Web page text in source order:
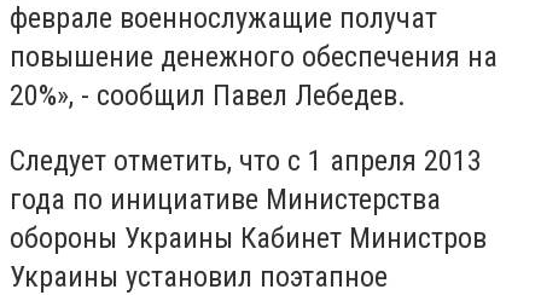
феврале военнослужащие получат
повышение денежного обеспечения на
20%», - сообщил Павел Лебедев.
Следует отметить, что с 1 апреля 2013
года по инициативе Министерства
обороны Украины Кабинет Министров
Украины установил поэтапное